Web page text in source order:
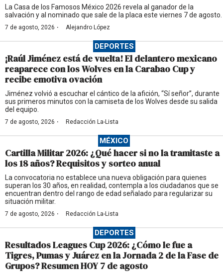
La Casa de los Famosos México 2026 revela al ganador de la
salvación y al nominado que sale de la placa este viernes 7 de agosto.
7 de agosto, 2026 · Alejandro López
DEPORTES
¡Raúl Jiménez está de vuelta! El delantero mexicano
reaparece con los Wolves en la Carabao Cup y
recibe emotiva ovación
Jiménez volvió a escuchar el cántico de la afición, “Sí señor”, durante
sus primeros minutos con la camiseta de los Wolves desde su salida
del equipo.
7 de agosto, 2026 · Redacción La-Lista
MÉXICO
Cartilla Militar 2026: ¿Qué hacer si no la tramitaste a
los 18 años? Requisitos y sorteo anual
La convocatoria no establece una nueva obligación para quienes
superan los 30 años, en realidad, contempla a los ciudadanos que se
encuentran dentro del rango de edad señalado para regularizar su
situación militar.
7 de agosto, 2026 · Redacción La-Lista
DEPORTES
Resultados Leagues Cup 2026: ¿Cómo le fue a
Tigres, Pumas y Juárez en la Jornada 2 de la Fase de
Grupos? Resumen HOY 7 de agosto